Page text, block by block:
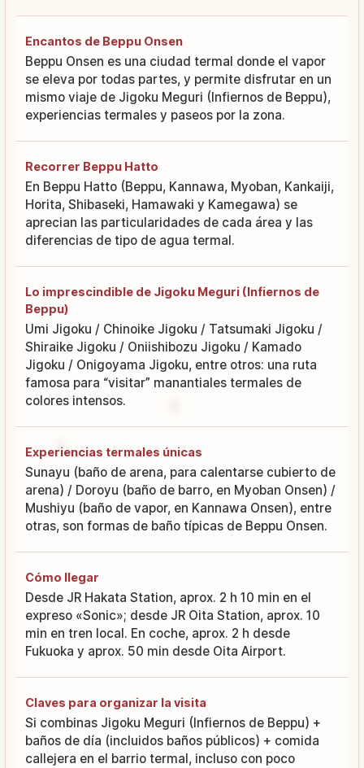
Encantos de Beppu Onsen
Beppu Onsen es una ciudad termal donde el vapor
se eleva por todas partes, y permite disfrutar en un
mismo viaje de Jigoku Meguri (Infiernos de Beppu),
experiencias termales y paseos por la zona.
Recorrer Beppu Hatto
En Beppu Hatto (Beppu, Kannawa, Myoban, Kankaiji,
Horita, Shibaseki, Hamawaki y Kamegawa) se
aprecian las particularidades de cada área y las
diferencias de tipo de agua termal.
Lo imprescindible de Jigoku Meguri (Infiernos de
Beppu)
Umi Jigoku / Chinoike Jigoku / Tatsumaki Jigoku /
Shiraike Jigoku / Oniishibozu Jigoku / Kamado
Jigoku / Onigoyama Jigoku, entre otros: una ruta
famosa para “visitar” manantiales termales de
colores intensos.
Experiencias termales únicas
Sunayu (baño de arena, para calentarse cubierto de
arena) / Doroyu (baño de barro, en Myoban Onsen) /
Mushiyu (baño de vapor, en Kannawa Onsen), entre
otras, son formas de baño típicas de Beppu Onsen.
Cómo llegar
Desde JR Hakata Station, aprox. 2 h 10 min en el
expreso «Sonic»; desde JR Oita Station, aprox. 10
min en tren local. En coche, aprox. 2 h desde
Fukuoka y aprox. 50 min desde Oita Airport.
Claves para organizar la visita
Si combinas Jigoku Meguri (Infiernos de Beppu) +
baños de día (incluidos baños públicos) + comida
callejera en el barrio termal, incluso con poco